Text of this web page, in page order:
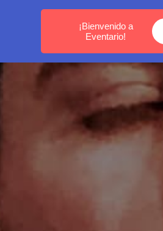
MEDELLÍN - BOGOTÁ -
¡Bienvenido a
Eventario!